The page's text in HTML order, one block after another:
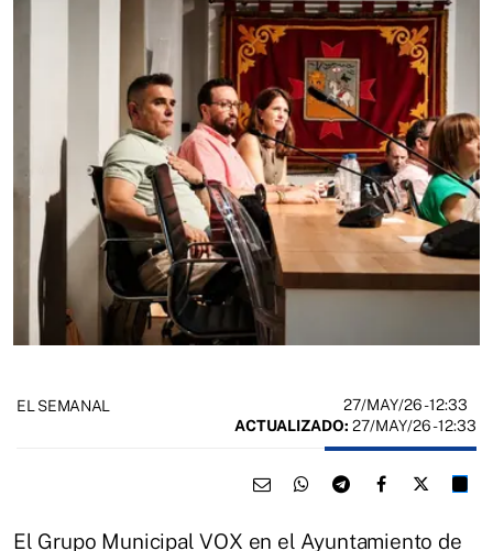
EL SEMANAL 27/MAY/26- 12:33
ACTUALIZADO: 27/MAY/26 - 12:33
El Grupo Municipal VOX en el Ayuntamiento de